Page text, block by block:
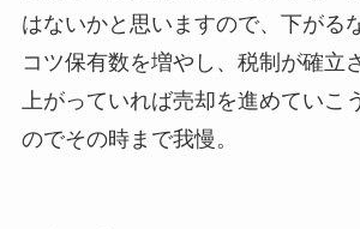
はないかと思いますので、下がる
コツ保有数を増やし、税制が確立
上がっていれば売却を進めていこ
のでその時まで我慢。